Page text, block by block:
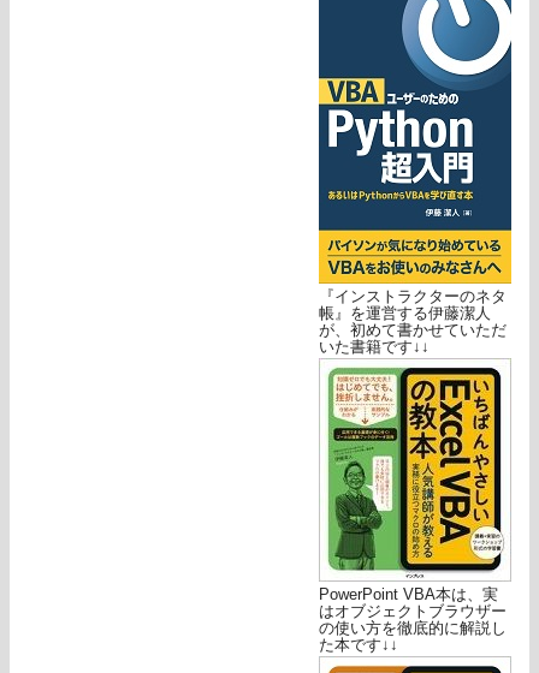
『インストラクターのネタ
帳』を運営する伊藤潔人
が、初めて書かせていただ
いた書籍です↓↓
PowerPoint VBA本は、実
はオブジェクトブラウザー
の使い方を徹底的に解説し
た本です↓↓